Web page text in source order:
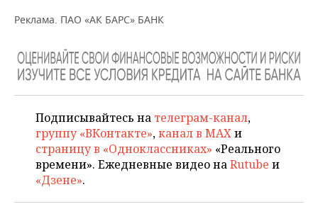
Реклама. ПАО «АК БАРС» БАНК
Подписывайтесь на телеграм-канал,
группу «ВКонтакте»,канал в MAXи
страницу в «Одноклассниках» «Реального
времени». Ежедневные видео наRutube и
«Дзене».